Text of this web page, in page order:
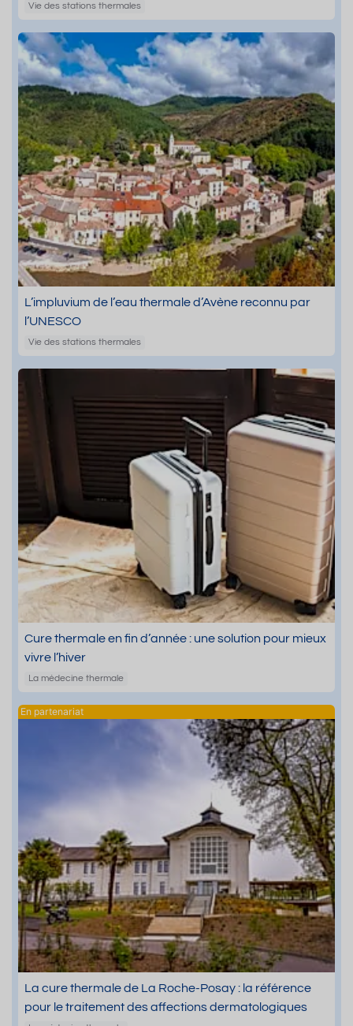
Vie des stations thermales
L’impluvium de l’eau thermale d’Avène reconnu par
l’UNESCO
Vie des stations thermales
Cure thermale en fin d’année : une solution pour mieux
vivre l’hiver
La médecine thermale
La cure thermale de La Roche-Posay : la référence
pour le traitement des affections dermatologiques